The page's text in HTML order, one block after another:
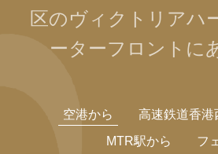
区のヴィクトリアハ
ーターフロントに
空港から
高速鉄道香港
MTR駅から
フ